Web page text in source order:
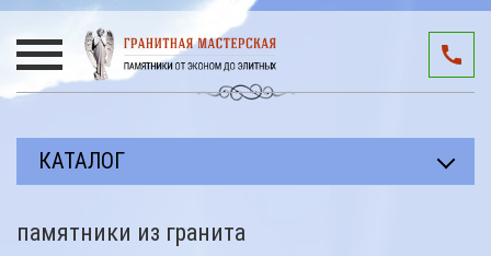
КАТАЛОГ
памятники из гранита